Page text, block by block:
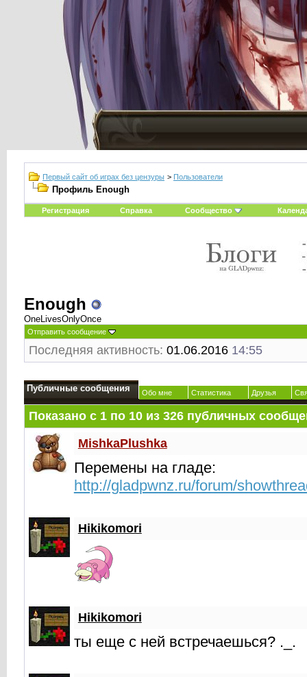
Первый сайт об играх без цензуры > Пользователи
Профиль Enough
Регистрация Справка Сообщество
Enough
OneLivesOnlyOnce
Отправить сообщение
Последняя активность: 01.06.2016 14:55
Публичные сообщения Обо мне Статистика Друзья
Показано с 1 по 10из 326публичных
MishkaPlushka
Перемены на гладе:
http://gladpwnz.ru/forum/
Hikikomori
Hikikomori
ты еще с ней встречаешься? ._.